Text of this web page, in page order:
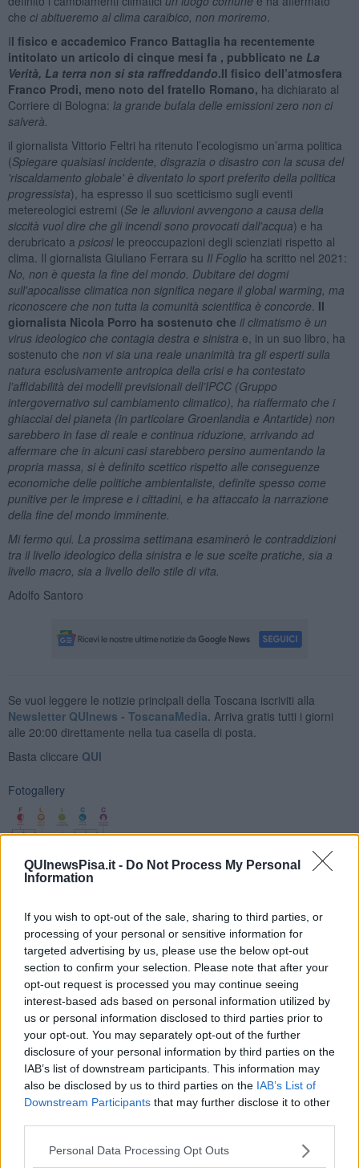
QUInewsPisa.it - Do Not Process My Personal
Information
If you wish to opt-out of the sale, sharing to third parties, or
processing of your personal or sensitive information for
targeted advertising by us, please use the below opt-out
section to confirm your selection. Please note that after your
opt-out request is processed you may continue seeing
interest-based ads based on personal information utilized by
us or personal information disclosed to third parties prior to
your opt-out. You may separately opt-out of the further
disclosure of your personal information by third parties on the
IAB’s list of downstream participants. This information may
also be disclosed by us to third parties on the IAB’s List of
Downstream Participants that may further disclose it to other
Personal Data Processing Opt Outs
che ci abitueremo al clima caraibico, non moriremo
Il fisico e accademico Franco Battaglia ha recentemente
intitolato un articolo di cinque mesi fa , pubblicato ne La
Verità, La terra non si sta raffreddando.Il fisico dell’atmosfera
Franco Prodi, meno noto del fratello Romano, ha dichiarato al
Corriere di Bologna: la grande bufala delle emissioni zero non ci
salverà.
il giornalista Vittorio Feltri ha ritenuto l’ecologismo un’arma politica
(Spiegare qualsiasi incidente, disgrazia o disastro con la scusa del
'riscaldamento globale' è diventato lo sport preferito della politica
progressista), ha espresso il suo scetticismo sugli eventi
metereologici estremi (Se le alluvioni avvengono a causa della
siccità vuol dire che gli incendi sono provocati dall'acqua) e ha
derubricato a psicosile preoccupazioni degli scienziati rispetto al
clima. Il giornalista Giuliano Ferrara su Il Foglio ha scritto nel 2021:
No, non è questa la fine del mondo. Dubitare dei dogmi
sull'apocalisse climatica non significa negare il global warming, ma
riconoscere che non tutta la comunità scientifica è concorde Il
giornalista Nicola Porro ha sostenuto che il climatismo è un
virus ideologico che contagia destra e sinistra e, in un suo libro, ha
sostenuto che non vi sia una reale unanimità tra gli esperti sulla
natura esclusivamente antropica della crisi e ha contestato
l’affidabilità dei modelli previsionali dell’IPCC (Gruppo
intergovernativo sul cambiamento climatico), ha riaffermato che i
ghiacciai del pianeta (in particolare Groenlandia e Antartide) non
sarebbero in fase di reale e continua riduzione, arrivando ad
affermare che in alcuni casi starebbero persino aumentando la
propria massa, si è definito scettico rispetto alle conseguenze
economiche delle politiche ambientaliste, definite spesso come
punitive per le imprese e i cittadini, e ha attaccato la narrazione
della fine del mondo imminente
Mi fermo qui. La prossima settimana esaminerò le contraddizioni
tra il livello ideologico della sinistra e le sue scelte pratiche, sia a
livello macro , sia a livello dello stile di vita
Adolfo Santoro
Se vuoi leggere le notizie principali della Toscana iscriviti alla
Newsletter QUInews - ToscanaMedia. Arriva gratis tutti i giorni
alle 20:00 direttamente nella tua casella di posta.
Basta cliccare QUI
Fotogallery
Ti potrebbe interessare anche:
Articoli dal Blog “Disincantato” di Adolfo Santoro
​Un esempio di civismo
​Linee guida per organizzare il civismo della complessità
​Il ripristino della natura secondo la legge e l’impegno dei
Cittadini
Il nesso tra cambiamenti climatici e salute umana
Tutti morimmo a stento (3)
Tutti morimmo a stento (2)
​Tutti morimmo a stento (1)
IL CORRIDOIO BLU il resoconto del convegno
Un manuale essenziale per seguire il CORRIDOIO BLU
Il corridoio blu
​Il cronoprogramma ottimale verso il full electric sui traghetti
​I costi dell’adeguamento al cold ironing